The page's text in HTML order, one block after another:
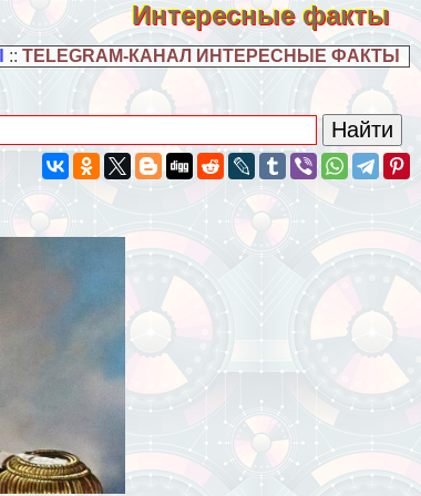
Интересные факты
:: TELEGRAM-КАНАЛ ИНТЕРЕСНЫЕ ФАКТЫ